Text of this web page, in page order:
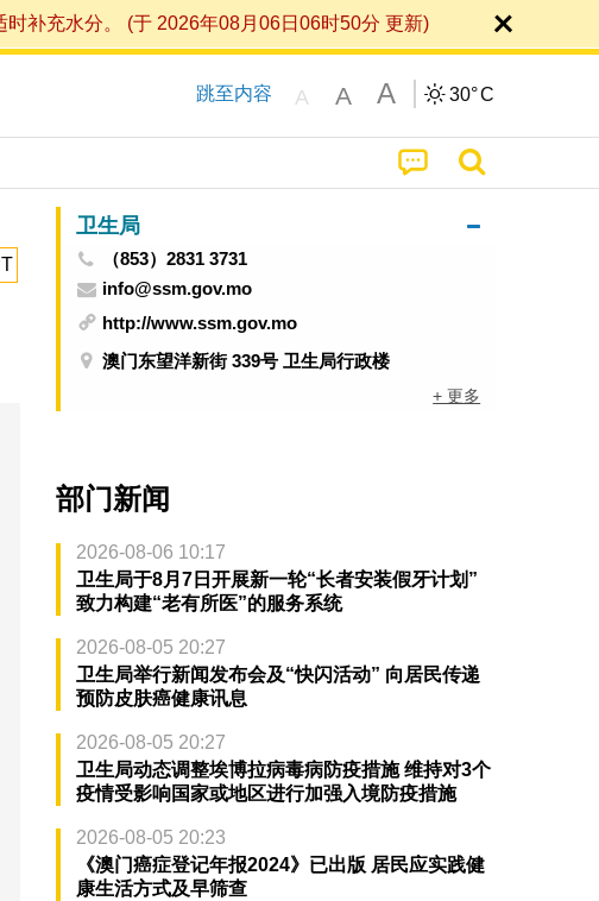
补充水分。 (于 2026年08月06日06时50分 更新)
跳至内容 A A A 30°C
则
卫生局
（853）2831 3731
info@ssm.gov.mo
http://www.ssm.gov.mo
澳门东望洋新街 339号 卫生局行政楼
+ 更多
部门新闻
2026-08-06 10:17
卫生局于8月7日开展新一轮“长者安装假牙计划”
致力构建“老有所医”的服务系统
2026-08-05 20:27
卫生局举行新闻发布会及“快闪活动” 向居民传递
预防皮肤癌健康讯息
2026-08-05 20:27
卫生局动态调整埃博拉病毒病防疫措施 维持对3个
疫情受影响国家或地区进行加强入境防疫措施
2026-08-05 20:23
《澳门癌症登记年报2024》已出版 居民应实践健
康生活方式及早筛查